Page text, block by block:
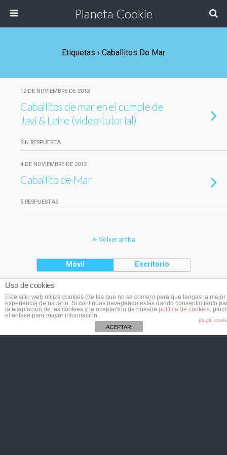
Planeta Cookie
Etiquetas › Caballitos De Mar
12 DE NOVIEMBRE DE 2013
Caballitos de mar en el cumple de
Javi & Leire (video-tutorial)
SIN RESPUESTA
4 DE NOVIEMBRE DE 2012
Caballito de Mar
5 RESPUESTAS
Volver arriba
Móvil Escritorio
Uso de cookies
Este sitio web utiliza cookies (de las que no se comen) para que tengas la mejor
experiencia de usuario. Si continúas navegando estás dando consentimiento
la aceptación de las cookies y la aceptación de nuestra política de cookies,
el enlace para mayor información.
plugin
ACEPTAR